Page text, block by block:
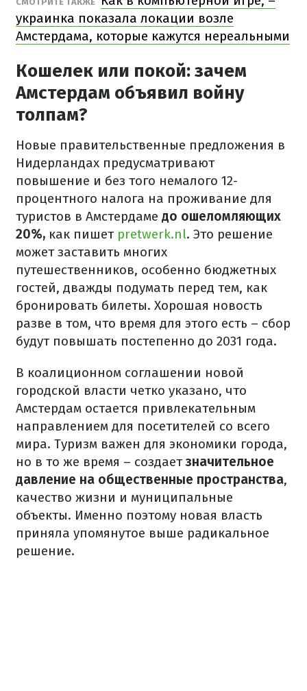
украинка показала локации возле
Амстердама, которые кажутся нереальными
Кошелек или покой: зачем
Амстердам объявил войну
толпам?
Новые правительственные предложения в
Нидерландах предусматривают
повышение и без того немалого 12-
процентного налога на проживание для
туристов в Амстердаме до ошеломляющих
20%, как пишет pretwerk.nl. Это решение
может заставить многих
путешественников, особенно бюджетных
гостей, дважды подумать перед тем, как
бронировать билеты. Хорошая новость
разве в том, что время для этого есть – сбор
будут повышать постепенно до 2031 года.
В коалиционном соглашении новой
городской власти четко указано, что
Амстердам остается привлекательным
направлением для посетителей со всего
мира. Туризм важен для экономики города,
но в то же время – создаетзначительное
давление на общественные пространства,
качество жизни и муниципальные
объекты. Именно поэтому новая власть
приняла упомянутое выше радикальное
решение.